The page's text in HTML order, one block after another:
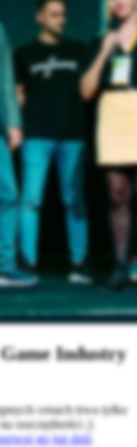
Industry
cenach trwa tylko
oszczędności ;)
go już dziś.